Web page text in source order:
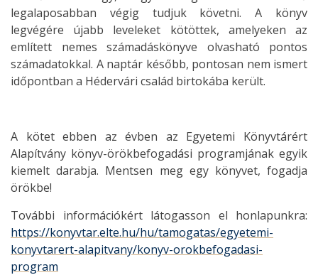
legalaposabban végig tudjuk követni. A könyv
legvégére újabb leveleket kötöttek, amelyeken az
említett nemes számadáskönyve olvasható pontos
számadatokkal. A naptár később, pontosan nem ismert
időpontban a Hédervári család birtokába került.
A kötet ebben az évben az Egyetemi Könyvtárért
Alapítvány könyv-örökbefogadási programjának egyik
kiemelt darabja. Mentsen meg egy könyvet, fogadja
örökbe!
További információkért látogasson el honlapunkra:
https://konyvtar.elte.hu/hu/tamogatas/egyetemi-
konyvtarert-alapitvany/konyv-orokbefogadasi-
program